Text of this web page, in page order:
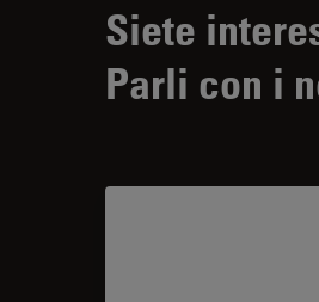
Siete
Parli con i